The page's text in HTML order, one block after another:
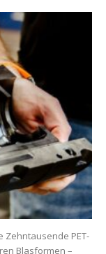
PET-
Blasformen –